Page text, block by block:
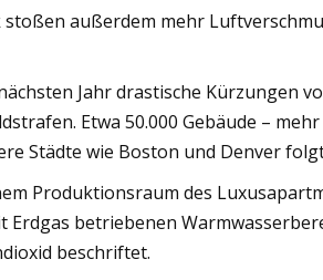
stoßen außerdem mehr
Jahr drastische Kürzungen
Etwa 50.000 Gebäude –
Städte wie Boston und Denver
Produktionsraum des
betriebenen
beschriftet.